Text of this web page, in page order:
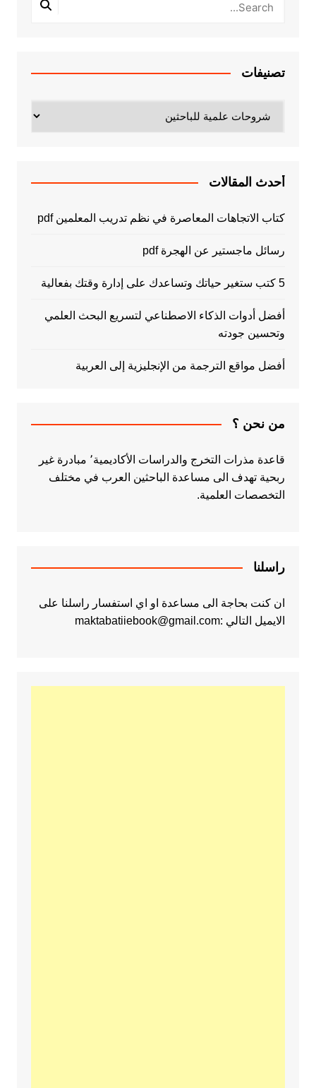
تصنيفات
أحدث المقالات
كتاب الاتجاهات المعاصرة في نظم تدريب المعلمين pdf
رسائل ماجستير عن الهجرة pdf
5 كتب ستغير حياتك وتساعدك على إدارة وقتك بفعالية
أفضل أدوات الذكاء الاصطناعي لتسريع البحث العلمي
وتحسين جودته
أفضل مواقع الترجمة من الإنجليزية إلى العربية
من نحن ؟
قاعدة مذرات التخرج والدراسات الأكاديمية٬ مبادرة غير
ربحية تهدف الى مساعدة الباحثين العرب في مختلف
التخصصات العلمية.
راسلنا
ان كنت بحاجة الى مساعدة او اي استفسار راسلنا على
الايميل التالي :maktabatiiebook@gmail.com